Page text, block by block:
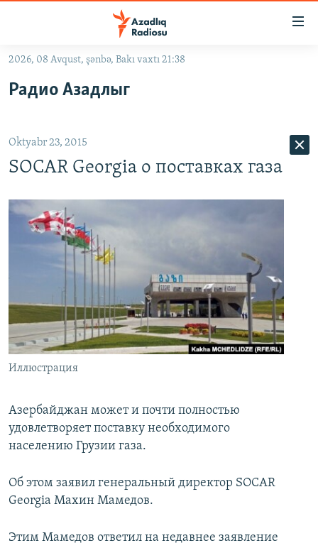
Əsas
qayıt
qayıt
Axtarışa
#İZAHLA
#ƏSLINDƏ
QANUNI DOĞRU
ARAŞDIRMA
MULTIMEDIA
FOTOQALEREYA
İNFOQRAFIKA
KARIKATURA
OXU ZALI
AZƏRBAYCAN ƏDƏBIYYATI KITABXANASI
İSLAM VƏ DEMOKRATIYA
HAQQIMIZDA
MISSIYAMIZ
PEŞƏ ETIKASI VƏ JURNALISTIKA STANDARTLARIMIZ
AZADLIQRADIOSU MOBIL TELEFONUNUZDA
BIZIMLƏ ƏLAQƏ
BIZI IZLƏ
RFE/RL-in bütün saytları
2026, 08 Avqust, şənbə, Bakı vaxtı 21:38
Радио Азадлыг
Oktyabr 23, 2015
SOCAR Georgia о поставках газа
Иллюстрация
Азербайджан может и почти полностью
удовлетворяет поставку необходимого
населению Грузии газа.
Об этом заявил генеральный директор SOCAR
Georgia Махин Мамедов.
Этим Мамедов ответил на недавнее заявление